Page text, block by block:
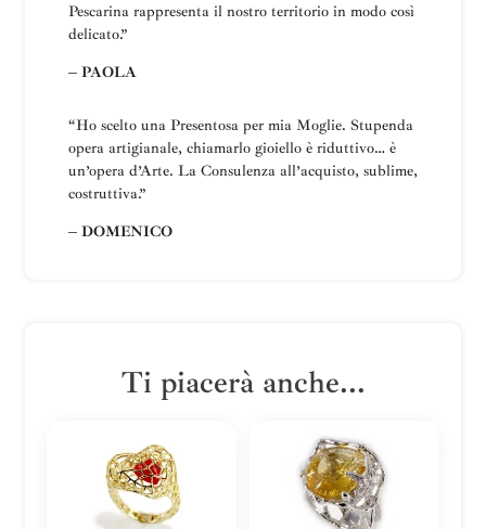
Pescarina rappresenta il nostro territorio in modo così
delicato.”
– PAOLA
“Ho scelto una Presentosa per mia Moglie. Stupenda
opera artigianale, chiamarlo gioiello è riduttivo… è
un’opera d’Arte. La Consulenza all’acquisto, sublime,
costruttiva.”
– DOMENICO
Ti piacerà anche...